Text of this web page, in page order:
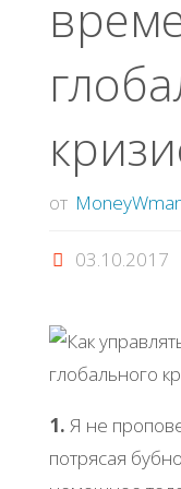
от
03.10.2017
1. Я не
потрясая